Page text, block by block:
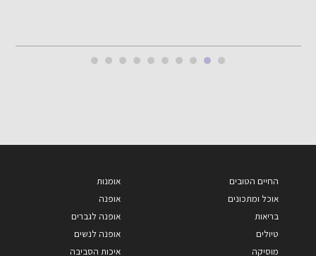
החיים הטובים
אוכל ומתכונים
בריאות
טיולים
מוסיקה
אומנות
אופנה
אופנה לגברים
אופנה לנשים
איכות הסביבה